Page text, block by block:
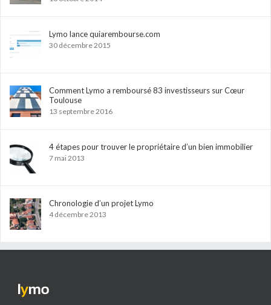
Lymo lance quiarembourse.com
30 décembre 2015
Comment Lymo a remboursé 83 investisseurs sur Cœur
Toulouse
13 septembre 2016
4 étapes pour trouver le propriétaire d’un bien immobilier
7 mai 2013
Chronologie d’un projet Lymo
4 décembre 2013